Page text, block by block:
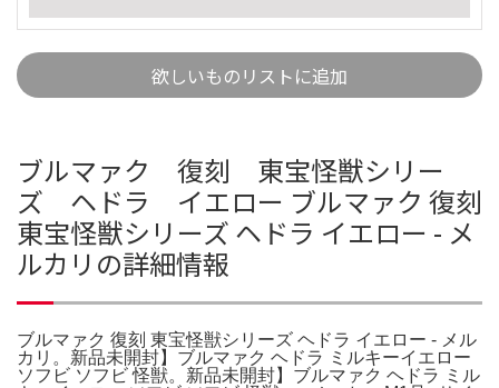
欲しいものリストに追加
ブルマァク 復刻 東宝怪獣シリー
ズ ヘドラ イエロー ブルマァク 復刻
東宝怪獣シリーズ ヘドラ イエロー - メ
ルカリの詳細情報
ブルマァク 復刻 東宝怪獣シリーズ ヘドラ イエロー - メル
カリ。新品未開封】ブルマァク ヘドラ ミルキーイエロー
ソフビ ソフビ 怪獣。新品未開封】ブルマァク ヘドラ ミル